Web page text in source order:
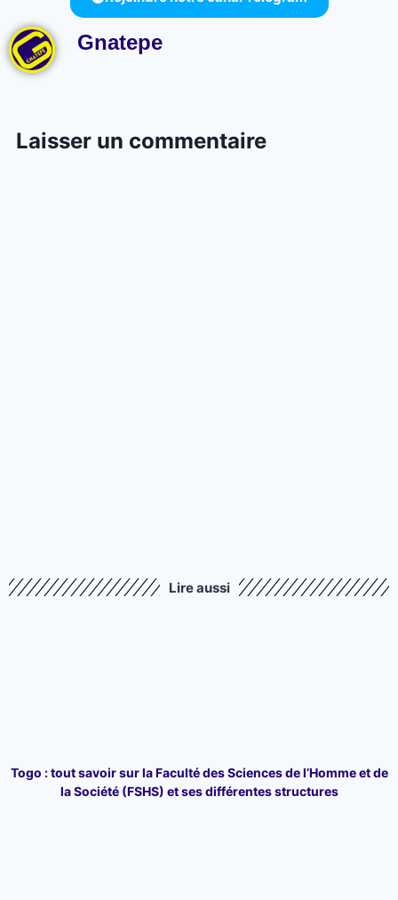
Gnatepe
Laisser un commentaire
Lire aussi
Togo : tout savoir sur la Faculté des Sciences de l’Homme et de
la Société (FSHS) et ses différentes structures